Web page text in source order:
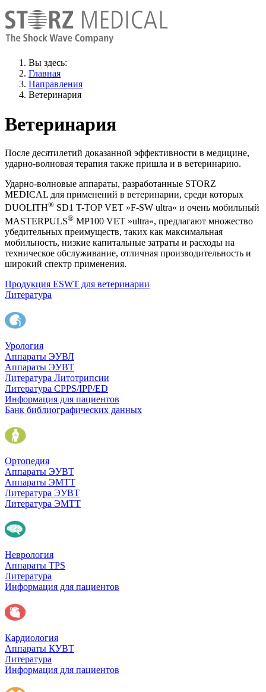
Вы здесь:
Главная
Направления
Ветеринария
Ветеринария
После десятилетий доказанной эффективности в медицине,
ударно-волновая терапия также пришла и в ветеринарию.
Ударно-волновые аппараты, разработанные STORZ
MEDICAL для применений в ветеринарии, среди которых
DUOLITH® SD1 T-TOP VET »F-SW ultra« и очень мобильный
MASTERPULS® MP100 VET »ultra«, предлагают множество
убедительных преимуществ, таких как максимальная
мобильность, низкие капитальные затраты и расходы на
техническое обслуживание, отличная производительность и
широкий спектр применения.
Продукция ESWT для ветеринарии
Литература
Урология
Аппараты ЭУВЛ
Аппараты ЭУВТ
Литература Литотрипсии
Литература CPPS/IPP/ED
Информация для пациентов
Банк библиографических данных
Ортопедия
Аппараты ЭУВТ
Аппараты ЭМТТ
Литература ЭУВТ
Литература ЭМТТ
Неврология
Аппараты TPS
Литература
Информация для пациентов
Кардиология
Аппараты КУВТ
Литература
Информация для пациентов